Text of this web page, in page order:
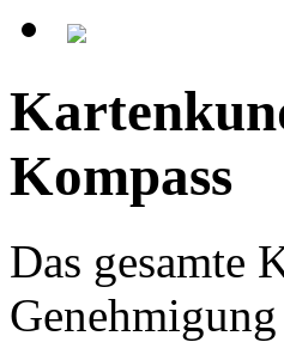
Kompass
Das gesamte
Genehmigung